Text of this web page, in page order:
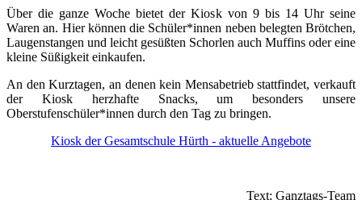
Über die ganze Woche bietet der Kiosk von 9 bis 14 Uhr seine
Waren an. Hier können die Schüler*innen neben belegten Brötchen,
Laugenstangen und leicht gesüßten Schorlen auch Muffins oder eine
kleine Süßigkeit einkaufen.
An den Kurztagen, an denen kein Mensabetrieb stattfindet, verkauft
der Kiosk herzhafte Snacks, um besonders unsere
Oberstufenschüler*innen durch den Tag zu bringen.
Kiosk der Gesamtschule Hürth - aktuelle Angebote
Text: Ganztags-Team